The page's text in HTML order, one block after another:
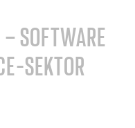
SOFTWARE
SEKTOR